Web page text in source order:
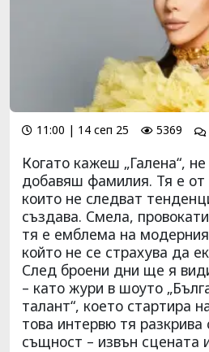
11:00 | 14 сеп 25 5369
Когато кажеш „Галена“,
добавяш фамилия. Тя е от
които не следват
създава. Смела,
тя е емблема на
който не се страхува да
След броени дни ще я
– като жури в шоуто
талант“, което стартира
това интервю тя разкрива
същност – извън сцената